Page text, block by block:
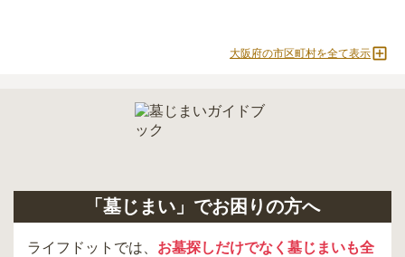
大阪府の市区町村を全て表示
「墓じまい」でお困りの方へ
ライフドットでは、 お墓探しだけでなく墓じまいも全